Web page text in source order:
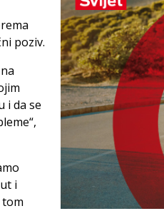
poziv.
i da se
i